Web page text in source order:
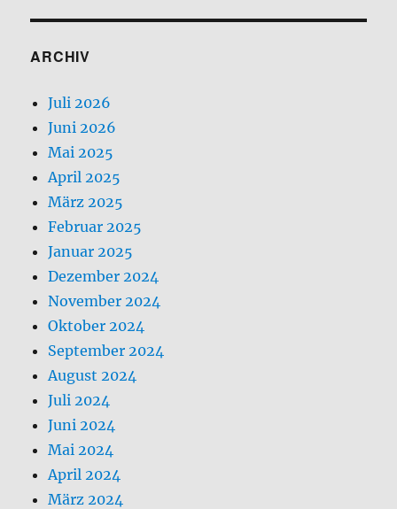
ARCHIV
Juli 2026
Juni 2026
Mai 2025
April 2025
März 2025
Februar 2025
Januar 2025
Dezember 2024
November 2024
Oktober 2024
September 2024
August 2024
Juli 2024
Juni 2024
Mai 2024
April 2024
März 2024